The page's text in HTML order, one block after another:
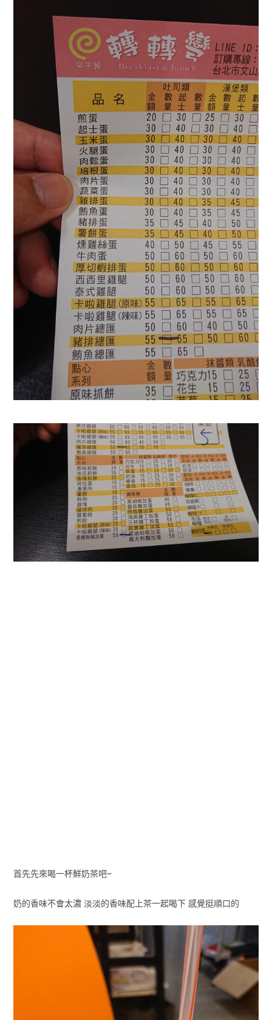
首先先來喝一杯鮮奶茶吧~
奶的香味不會太濃 淡淡的香味配上茶一起喝下 感覺挺順口的